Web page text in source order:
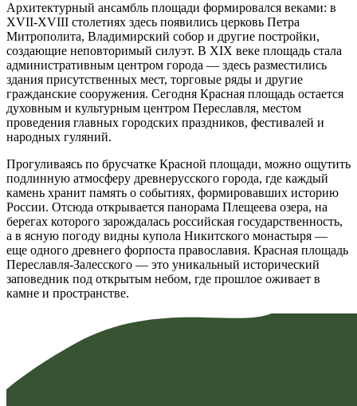
Архитектурный ансамбль площади формировался веками: в
XVII-XVIII столетиях здесь появились церковь Петра
Митрополита, Владимирский собор и другие постройки,
создающие неповторимый силуэт. В XIX веке площадь стала
административным центром города — здесь разместились
здания присутственных мест, торговые ряды и другие
гражданские сооружения. Сегодня Красная площадь остается
духовным и культурным центром Переславля, местом
проведения главных городских праздников, фестивалей и
народных гуляний.
Прогуливаясь по брусчатке Красной площади, можно ощутить
подлинную атмосферу древнерусского города, где каждый
камень хранит память о событиях, формировавших историю
России. Отсюда открывается панорама Плещеева озера, на
берегах которого зарождалась российская государственность,
а в ясную погоду видны купола Никитского монастыря —
еще одного древнего форпоста православия. Красная площадь
Переславля-Залесского — это уникальный исторический
заповедник под открытым небом, где прошлое оживает в
камне и пространстве.